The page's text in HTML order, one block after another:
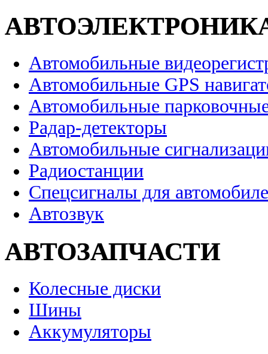
Автомобильные
Автомобильные GPS
Автомобильные
Радар-детекторы
Автомобильные
Радиостанции
Спецсигналы для
Автозвук
АВТОЗАПЧАСТИ
Колесные диски
Шины
Аккумуляторы